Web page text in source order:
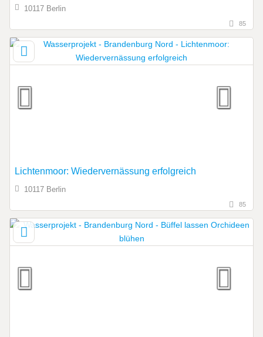
10117 Berlin
85
Lichtenmoor: Wiedervernässung erfolgreich
10117 Berlin
85